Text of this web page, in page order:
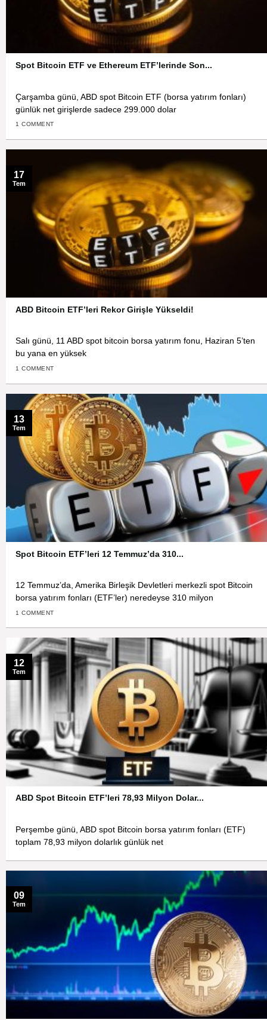
Spot Bitcoin ETF ve Ethereum ETF’lerinde Son...
Çarşamba günü, ABD spot Bitcoin ETF (borsa yatırım fonları)
günlük net girişlerde sadece 299.000 dolar
1 COMMENT
ABD Bitcoin ETF’leri Rekor Girişle Yükseldi!
Salı günü, 11 ABD spot bitcoin borsa yatırım fonu, Haziran 5’ten
bu yana en yüksek
1 COMMENT
17
Tem
Spot Bitcoin ETF’leri 12 Temmuz’da 310...
12 Temmuz’da, Amerika Birleşik Devletleri merkezli spot Bitcoin
borsa yatırım fonları (ETF’ler) neredeyse 310 milyon
1 COMMENT
13
Tem
ABD Spot Bitcoin ETF’leri 78,93 Milyon Dolar...
Perşembe günü, ABD spot Bitcoin borsa yatırım fonları (ETF)
toplam 78,93 milyon dolarlık günlük net
12
Tem
09
Tem